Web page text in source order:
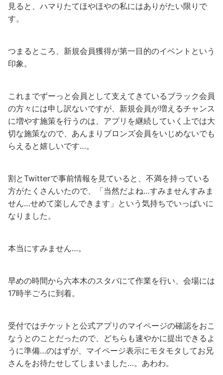
見ると、ハマりたてほやほやの私にはありがたい限りで
す。
つまるところ、新規会員獲得が第一目的のイベントという
印象。
これまでずーっと会員として支えてきているブラック会員
の方々には申し訳ないですが、新規会員が増えるチャンス
に増やす施策を行うのは、アプリを継続していく上では大
切な施策なので、あんまりブロンズ会員をいじめないでも
らえると嬉しいです…。
割とTwitterで事前情報を見ていると、不満を持っている
方がたくさんいたので、「当然だよね…すみませんすみま
せん…せめて楽しんできます」という気持ちでいっぱいに
なりました。
本当にすみません…。
早めの時間から六本木のスタバにて作業を行い、会場には
17時半ごろに到着。
受付ではチケットと公式アプリのマイページの確認をおこ
なうとのことだったので、どちらも速やかに提出できるよ
うに準備…のはずが、マイページ表示にモタモタしてお兄
さんをお待たせしてしまいました…。あわわ。